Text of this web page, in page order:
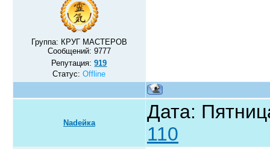
Группа: КРУГ МАСТЕРОВ
Сообщений: 9777
Репутация:919
Статус:Offline
Nadeйка
Дата:
110